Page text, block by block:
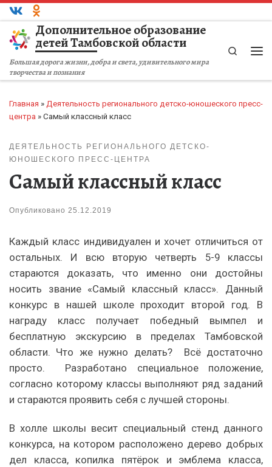
Перейти к содержимому
Дополнительное образование
детей Тамбовской области
Большая дорога жизни, добра и света, удивительного мира
творчества и познания
Search
Главная » Деятельность регионального детско-юношеского пресс-
центра » Самый классный класс
ДЕЯТЕЛЬНОСТЬ РЕГИОНАЛЬНОГО ДЕТСКО-
ЮНОШЕСКОГО ПРЕСС-ЦЕНТРА
Самый классный класс
Опубликовано 25.12.2019
Каждый класс индивидуален и хочет отличиться от
остальных. И всю вторую четверть 5-9 классы
стараются доказать, что именно они достойны
носить звание «Самый классный класс». Данный
конкурс в нашей школе проходит второй год. В
награду класс получает победный вымпел и
бесплатную экскурсию в пределах Тамбовской
области. Что же нужно делать? Всё достаточно
просто. Разработано специальное положение,
согласно которому классы выполняют ряд заданий
и стараются проявить себя с лучшей стороны.
В холле школы весит специальный стенд данного
конкурса, на котором расположено дерево добрых
дел класса, копилка пятёрок и эмблема класса,